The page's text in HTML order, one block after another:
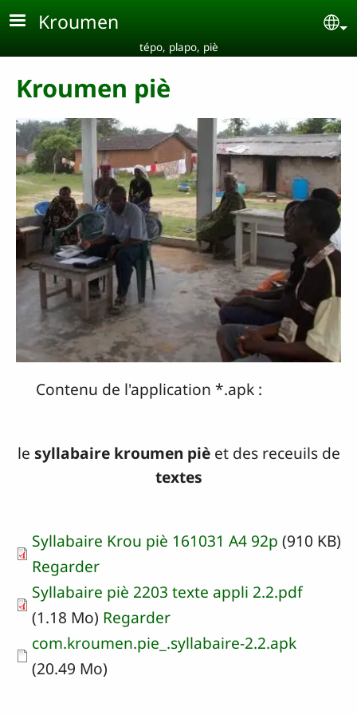
Aller au contenu principal
Kroumen
tépo, plapo, piè
Kroumen piè
Contenu de l'application *.apk :
le syllabaire kroumen pièet des receuils de
textes
Syllabaire Krou piè 161031 A4 92p (910 KB)
Regarder
Syllabaire piè 2203 texte appli 2.2.pdf
(1.18 Mo) Regarder
Document
com.kroumen.pie_.syllabaire-2.2.apk
(20.49 Mo)